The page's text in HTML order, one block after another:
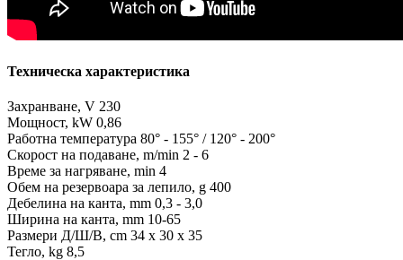
Техническа характеристика
Захранване, V 230
Мощност, kW 0,86
Работна температура 80° - 155° / 120° - 200°
Скорост на подаване, m/min 2 - 6
Време за нагряване, min 4
Обем на резервоара за лепило, g 400
Дебелина на канта, mm 0,3 - 3,0
Ширина на канта, mm 10-65
Размери Д/Ш/В, cm 34 x 30 x 35
Тегло, kg 8,5